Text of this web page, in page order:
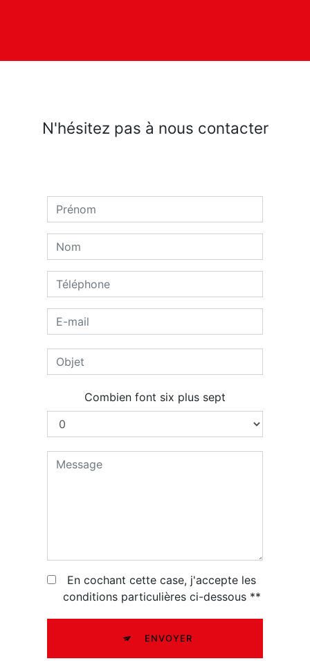
N'hésitez pas à nous contacter
Combien font six plus sept
En cochant cette case, j'accepte les
conditions particulières ci-dessous **
ENVOYER